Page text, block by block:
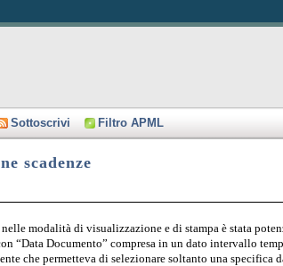
Sottoscrivi Filtro APML
scadenze
modalità di visualizzazione e di stampa è stata
“Data Documento” compresa in un dato intervallo
che permetteva di selezionare soltanto una specifica